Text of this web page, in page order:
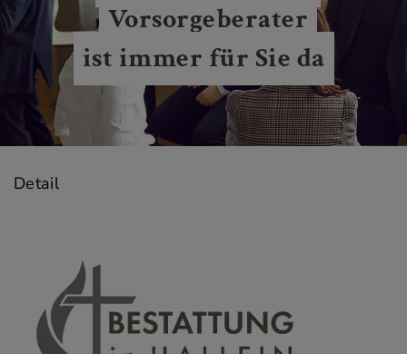
Vorsorgeberater
ist immer für Sie da
Detail